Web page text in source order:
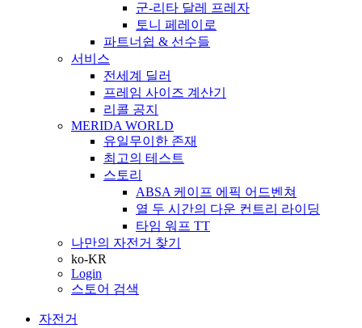
군-리타 달레 프레자
토니 페레이로
파트너쉽 & 선수들
서비스
전세계 딜러
프레임 사이즈 계산기
리콜 공지
MERIDA WORLD
유일무이한 존재
최고의 테스트
스토리
ABSA 케이프 에픽 어드벤쳐
열 두 시간의 다운 컨트리 라이딩
타임 워프 TT
나만의 자전거 찾기
ko-KR
Login
스토어 검색
자전거